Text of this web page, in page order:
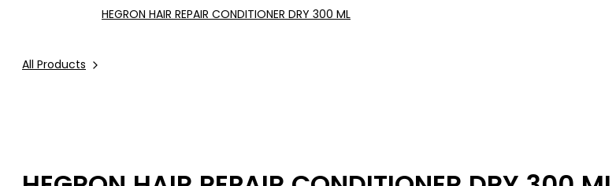
All Products
HEGRON HAIR REPAIR CONDITIONER DRY 300 ML